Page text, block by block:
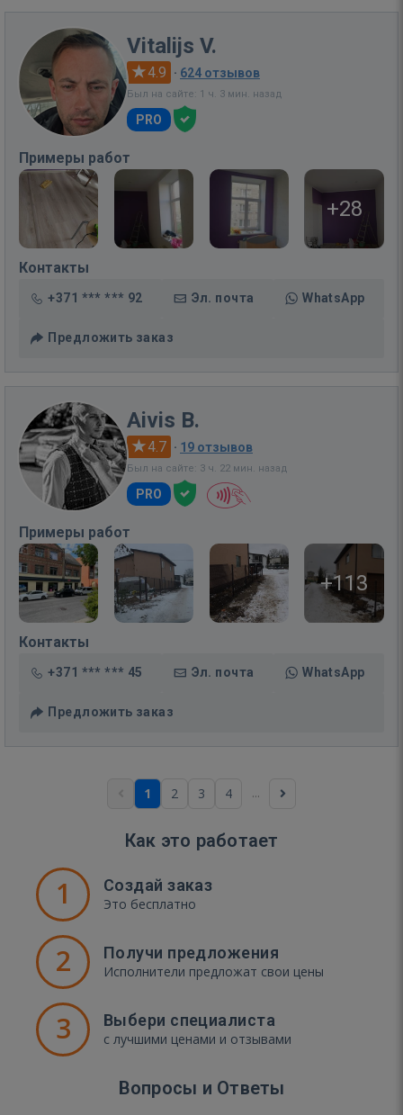
Vitalijs V.
4.9 · 624 отзывов
Был на сайте: 1 ч. 3 мин. назад
PRO
Примеры работ
+28
Контакты
+371 *** *** 92 Эл. почта WhatsApp
Предложить заказ
Aivis B.
4.7 · 19 отзывов
Был на сайте: 3 ч. 22 мин. назад
PRO
Примеры работ
+113
Контакты
+371 *** *** 45 Эл. почта WhatsApp
Предложить заказ
1 2 3 4 ...
Как это работает
1 Создай заказ
Это бесплатно
2 Получи предложения
Исполнители предложат свои цены
3 Выбери специалиста
с лучшими ценами и отзывами
Вопросы и Ответы